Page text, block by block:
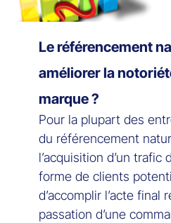
Le référencement
améliorer la
marque ?
Pour la plupart des
du référencement
l’acquisition d’un trafic
forme de clients
d’accomplir l’acte final
passation d’une